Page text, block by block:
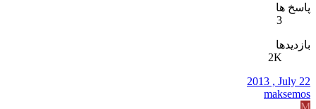
پاسخ ها
3
بازدیدها
2K
2013 , July 22
maksemos
M